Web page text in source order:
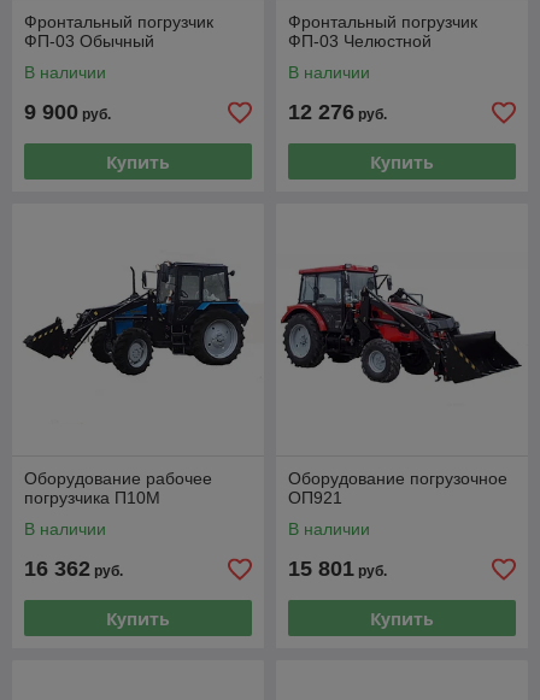
Фронтальный погрузчик
ФП-03 Обычный
В наличии
9 900 руб.
Купить
Фронтальный погрузчик
ФП-03 Челюстной
В наличии
12 276 руб.
Купить
Оборудование рабочее
погрузчика П10М
В наличии
16 362 руб.
Купить
Оборудование погрузочное
ОП921
В наличии
15 801 руб.
Купить